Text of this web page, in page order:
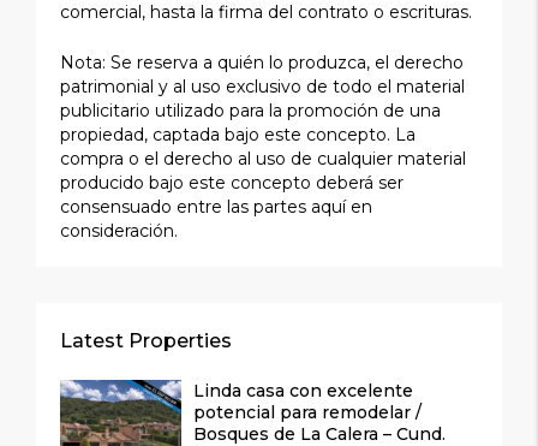
comercial, hasta la firma del contrato o escrituras.
Nota: Se reserva a quién lo produzca, el derecho
patrimonial y al uso exclusivo de todo el material
publicitario utilizado para la promoción de una
propiedad, captada bajo este concepto. La
compra o el derecho al uso de cualquier material
producido bajo este concepto deberá ser
consensuado entre las partes aquí en
consideración.
Latest Properties
Linda casa con excelente
potencial para remodelar /
Bosques de La Calera – Cund.